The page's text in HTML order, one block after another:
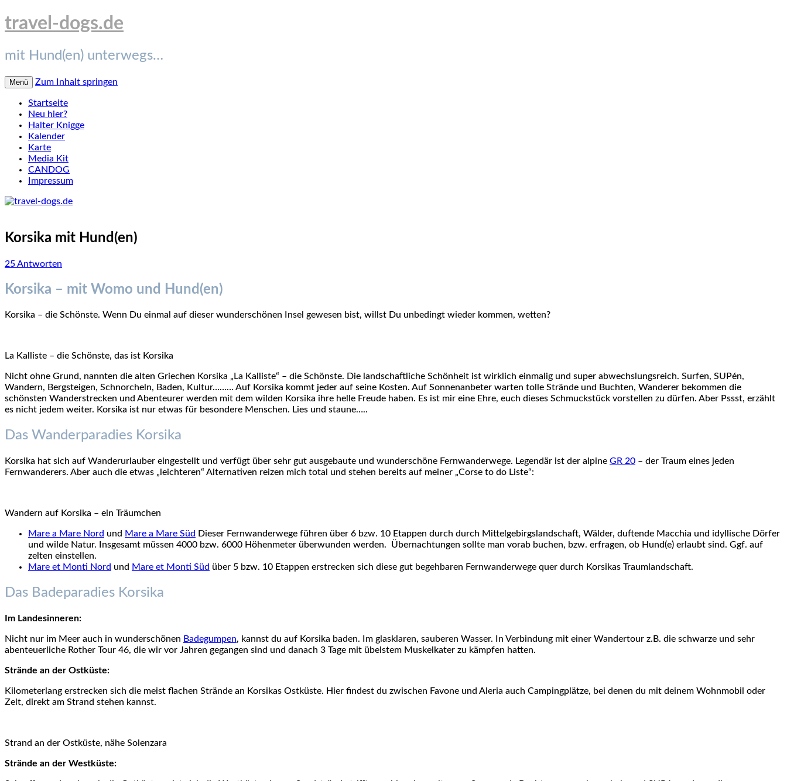
travel-dogs.de
mit Hund(en) unterwegs…
Menü Zum Inhalt springen
Startseite
Neu hier?
Halter Knigge
Kalender
Karte
Media Kit
CANDOG
Impressum
Korsika mit Hund(en)
25 Antworten
Korsika – mit Womo und Hund(en)
Korsika – die Schönste. Wenn Du einmal auf dieser wunderschönen Insel gewesen bist, willst Du unbedingt wieder kommen, wetten?
La Kalliste – die Schönste, das ist Korsika
Nicht ohne Grund, nannten die alten Griechen Korsika „La Kalliste“ – die Schönste. Die landschaftliche Schönheit ist wirklich einmalig und super abwechslungsreich. Surfen, SUPén,
Wandern, Bergsteigen, Schnorcheln, Baden, Kultur……… Auf Korsika kommt jeder auf seine Kosten. Auf Sonnenanbeter warten tolle Strände und Buchten, Wanderer bekommen die
schönsten Wanderstrecken und Abenteurer werden mit dem wilden Korsika ihre helle Freude haben. Es ist mir eine Ehre, euch dieses Schmuckstück vorstellen zu dürfen. Aber Pssst, erzählt
es nicht jedem weiter. Korsika ist nur etwas für besondere Menschen. Lies und staune…..
Das Wanderparadies Korsika
Korsika hat sich auf Wanderurlauber eingestellt und verfügt über sehr gut ausgebaute und wunderschöne Fernwanderwege. Legendär ist der alpine GR 20 – der Traum eines jeden
Fernwanderers. Aber auch die etwas „leichteren“ Alternativen reizen mich total und stehen bereits auf meiner „Corse to do Liste“:
Wandern auf Korsika – ein Träumchen
Mare a Mare Nord und Mare a Mare Süd Dieser Fernwanderwege führen über 6 bzw. 10 Etappen durch durch Mittelgebirgslandschaft, Wälder, duftende Macchia und idyllische Dörfer
und wilde Natur. Insgesamt müssen 4000 bzw. 6000 Höhenmeter überwunden werden. Übernachtungen sollte man vorab buchen, bzw. erfragen, ob Hund(e) erlaubt sind. Ggf. auf
zelten einstellen.
Mare et Monti Nord und Mare et Monti Süd über 5 bzw. 10 Etappen erstrecken sich diese gut begehbaren Fernwanderwege quer durch Korsikas Traumlandschaft.
Das Badeparadies Korsika
Im Landesinneren:
Nicht nur im Meer auch in wunderschönen Badegumpen, kannst du auf Korsika baden. Im glasklaren, sauberen Wasser. In Verbindung mit einer Wandertour z.B. die schwarze und sehr
abenteuerliche Rother Tour 46, die wir vor Jahren gegangen sind und danach 3 Tage mit übelstem Muskelkater zu kämpfen hatten.
Strände an der Ostküste:
Kilometerlang erstrecken sich die meist flachen Strände an Korsikas Ostküste. Hier findest du zwischen Favone und Aleria auch Campingplätze, bei denen du mit deinem Wohnmobil oder
Zelt, direkt am Strand stehen kannst.
Strand an der Ostküste, nähe Solenzara
Strände an der Westküste: